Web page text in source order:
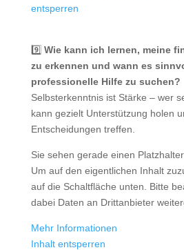
entsperren
9️⃣ Wie kann ich lernen, meine
zu erkennen und wann es
professionelle Hilfe zu suchen?
Selbsterkenntnis ist Stärke – wer
kann gezielt Unterstützung holen
Entscheidungen treffen.
Sie sehen gerade einen
Um auf den eigentlichen Inhalt
auf die Schaltfläche unten. Bitte
dabei Daten an Drittanbieter
Mehr Informationen
Inhalt entsperren